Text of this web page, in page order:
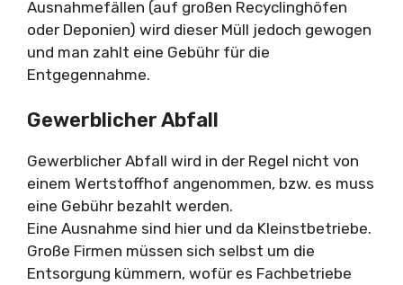
Ausnahmefällen (auf großen Recyclinghöfen
oder Deponien) wird dieser Müll jedoch gewogen
und man zahlt eine Gebühr für die
Entgegennahme.
Gewerblicher Abfall
Gewerblicher Abfall wird in der Regel nicht von
einem Wertstoffhof angenommen, bzw. es muss
eine Gebühr bezahlt werden.
Eine Ausnahme sind hier und da Kleinstbetriebe.
Große Firmen müssen sich selbst um die
Entsorgung kümmern, wofür es Fachbetriebe